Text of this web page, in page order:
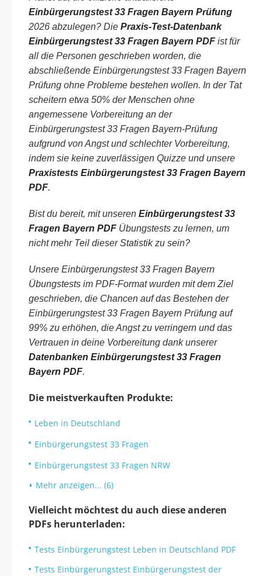
Einbürgerungstest 33 Fragen Bayern Prüfung
2026 abzulegen? Die Praxis-Test-Datenbank
Einbürgerungstest 33 Fragen Bayern PDF ist für
all die Personen geschrieben worden, die
abschließende Einbürgerungstest 33 Fragen Bayern
Prüfung ohne Probleme bestehen wollen. In der Tat
scheitern etwa 50% der Menschen ohne
angemessene Vorbereitung an der
Einbürgerungstest 33 Fragen Bayern-Prüfung
aufgrund von Angst und schlechter Vorbereitung,
indem sie keine zuverlässigen Quizze und unsere
Praxistests Einbürgerungstest 33 Fragen Bayern
PDF.
Bist du bereit, mit unseren Einbürgerungstest 33
Fragen Bayern PDF Übungstests zu lernen, um
nicht mehr Teil dieser Statistik zu sein?
Unsere Einbürgerungstest 33 Fragen Bayern
Übungstests im PDF-Format wurden mit dem Ziel
geschrieben, die Chancen auf das Bestehen der
Einbürgerungstest 33 Fragen Bayern Prüfung auf
99% zu erhöhen, die Angst zu verringern und das
Vertrauen in deine Vorbereitung dank unserer
Datenbanken Einbürgerungstest 33 Fragen
Bayern PDF.
Die meistverkauften Produkte:
Leben in Deutschland
Einbürgerungstest 33 Fragen
Einbürgerungstest 33 Fragen NRW
Mehr anzeigen... (6)
Vielleicht möchtest du auch diese anderen
PDFs herunterladen:
Tests Einbürgerungstest Leben in Deutschland PDF
Tests Einbürgerungstest Einbürgerungstest der